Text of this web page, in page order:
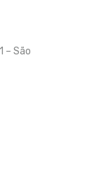
– São